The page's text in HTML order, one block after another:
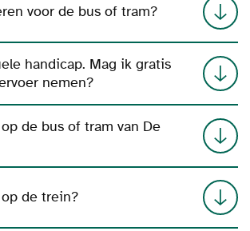
voor de bus of tram?
handicap. Mag ik gratis
nemen?
de bus of tram van De
de trein?